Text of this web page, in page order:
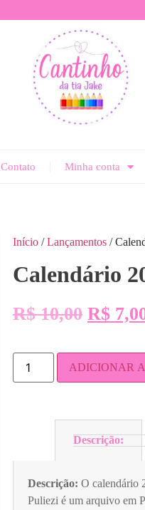
Contato Minha conta
Início /Lançamentos /
Calendário
R$10,00 R$
ADICIONAR
Descrição:
Descrição: O calendário
Puliezi é um arquivo em